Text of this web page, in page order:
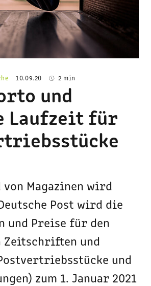
10.09.20 2 min
und
Laufzeit für
von Magazinen wird
Post wird die
und Preise für den
Zeitschriften und
und
zum 1. Januar 2021